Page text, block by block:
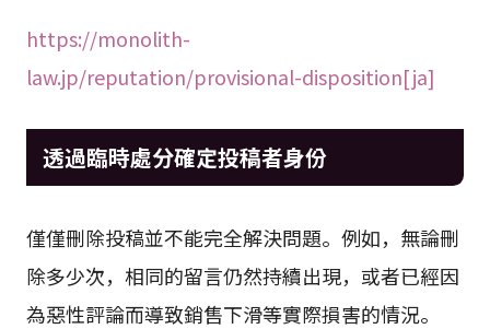
https://monolith-
law.jp/reputation/provisional-disposition[ja]
透過臨時處分確定投稿者身份
僅僅刪除投稿並不能完全解決問題。例如，無論刪
除多少次，相同的留言仍然持續出現，或者已經因
為惡性評論而導致銷售下滑等實際損害的情況。